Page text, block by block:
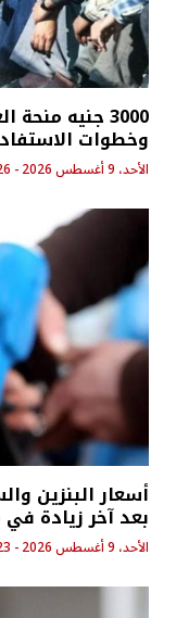
3000 جنيه
وخطوات
الأحد، 9 أغسطس 2026 - 7:26 م
بعد آخر زيادة
الأحد، 9 أغسطس 2026 - 7:23 م